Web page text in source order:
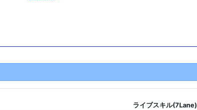
ライブスキル(7Lane)